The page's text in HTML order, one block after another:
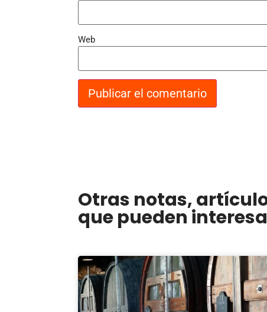
Web
Otras notas,
que pueden